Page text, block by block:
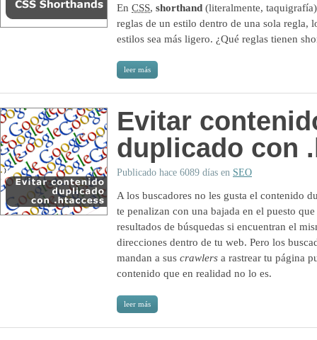
En CSS, shorthand (literalmente,
reglas de un estilo dentro de una sola regla,
estilos sea más ligero. ¿Qué reglas tienen
leer más
Evitar
duplicado con
Publicado hace 6089 días en SEO
A los buscadores no les gusta el contenido
te penalizan con una bajada en el puesto
resultados de búsquedas si encuentran el
direcciones dentro de tu web. Pero los
mandan a sus crawlers a rastrear tu página
contenido que en realidad no lo es.
leer más